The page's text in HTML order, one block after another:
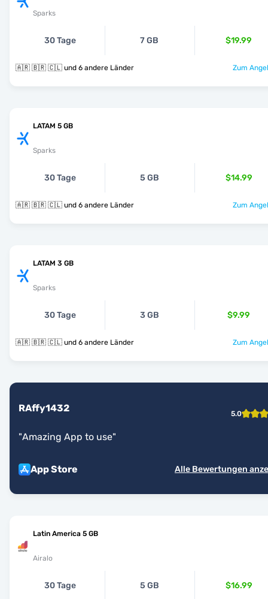
Sparks
30 Tage 7 GB $19.99
🇦🇷 🇧🇷 🇨🇱 und 6 andere Länder Zum
LATAM 5 GB
Sparks
30 Tage 5 GB $14.99
🇦🇷 🇧🇷 🇨🇱 und 6 andere Länder Zum
LATAM 3 GB
Sparks
30 Tage 3 GB $9.99
🇦🇷 🇧🇷 🇨🇱 und 6 andere Länder Zum
RAffy1432 5.0
"Amazing App to use"
App Store Alle Bewertungen
Latin America 5 GB
Airalo
30 Tage 5 GB $16.99